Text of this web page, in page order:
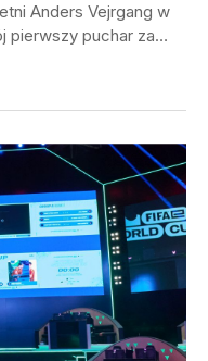
Anders Vejrgang w
pierwszy puchar za